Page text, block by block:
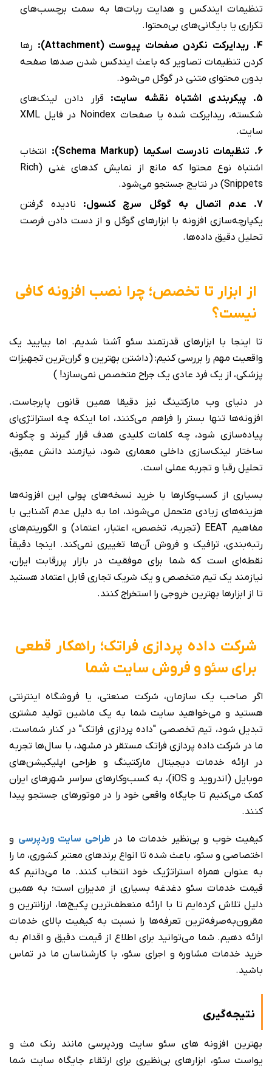
تنظیمات ایندکس و هدایت ربات‌ها به سمت برچسب‌های
تکراری یا بایگانی‌های بی‌محتوا.
4. ریدایرکت نکردن صفحات پیوست (Attachment):
رها
کردن تنظیمات تصاویر که باعث ایندکس شدن صدها صفحه
بدون محتوای متنی در گوگل می‌شود.
5. پیکربندی اشتباه نقشه سایت:
قرار دادن لینک‌های
شکسته، ریدایرکت شده یا صفحات Noindex در فایل XML
سایت.
6. تنظیمات نادرست اسکیما (Schema Markup):
انتخاب
اشتباه نوع محتوا که مانع از نمایش کدهای غنی (Rich
Snippets) در نتایج جستجو می‌شود.
7. عدم اتصال به گوگل سرچ کنسول:
نادیده گرفتن
یکپارچه‌سازی افزونه با ابزارهای گوگل و از دست دادن فرصت
تحلیل دقیق داده‌ها.
از ابزار تا تخصص؛ چرا نصب افزونه کافی
نیست؟
تا اینجا با ابزارهای قدرتمند سئو آشنا شدیم. اما بیایید یک
واقعیت مهم را بررسی کنیم: (داشتن بهترین و گران‌ترین تجهیزات
پزشکی، از یک فرد عادی یک جراح متخصص نمی‌سازد! )
در دنیای وب مارکتینگ نیز دقیقا همین قانون پابرجاست.
افزونه‌ها تنها بستر را فراهم می‌کنند، اما اینکه چه استراتژی‌ای
پیاده‌سازی شود، چه کلمات کلیدی هدف قرار گیرند و چگونه
ساختار لینک‌سازی داخلی معماری شود، نیازمند دانش عمیق،
تحلیل رقبا و تجربه عملی است.
بسیاری از کسب‌وکارها با خرید نسخه‌های پولی این افزونه‌ها
هزینه‌های زیادی متحمل می‌شوند، اما به دلیل عدم آشنایی با
مفاهیم EEAT (تجربه، تخصص، اعتبار، اعتماد) و الگوریتم‌های
رتبه‌بندی، ترافیک و فروش آن‌ها تغییری نمی‌کند. اینجا دقیقاً
نقطه‌ای است که شما برای موفقیت در بازار پررقابت ایران،
نیازمند یک تیم متخصص و یک شریک تجاری قابل اعتماد هستید
تا از ابزارها بهترین خروجی را استخراج کنند.
شرکت داده پردازی فراتک؛ راهکار قطعی
برای سئو و فروش سایت شما
اگر صاحب یک سازمان، شرکت صنعتی، یا فروشگاه اینترنتی
هستید و می‌خواهید سایت شما به یک ماشین تولید مشتری
تبدیل شود، تیم تخصصی "داده پردازی فراتک" در کنار شماست.
ما در شرکت داده پردازی فراتک مستقر در مشهد، با سال‌ها تجربه
در ارائه خدمات دیجیتال مارکتینگ و طراحی اپلیکیشن‌های
موبایل (اندروید و iOS)، به کسب‌وکارهای سراسر شهرهای ایران
کمک می‌کنیم تا جایگاه واقعی خود را در موتورهای جستجو پیدا
کنند.
کیفیت خوب و بی‌نظیر خدمات ما در طراحی سایت وردپرسی و
اختصاصی و سئو، باعث شده تا انواع برندهای معتبر کشوری، ما را
به عنوان همراه استراتژیک خود انتخاب کنند. ما می‌دانیم که
قیمت خدمات سئو دغدغه بسیاری از مدیران است؛ به همین
دلیل تلاش کرده‌ایم تا با ارائه منعطف‌ترین پکیج‌ها، ارزانترین و
مقرون‌به‌صرفه‌ترین تعرفه‌ها را نسبت به کیفیت بالای خدمات
ارائه دهیم. شما می‌توانید برای اطلاع از قیمت دقیق و اقدام به
خرید خدمات مشاوره و اجرای سئو، با کارشناسان ما در تماس
باشید.
نتیجه‌گیری
بهترین افزونه های سئو سایت وردپرسی مانند رنک مث و
یواست سئو، ابزارهای بی‌نظیری برای ارتقاء جایگاه سایت شما